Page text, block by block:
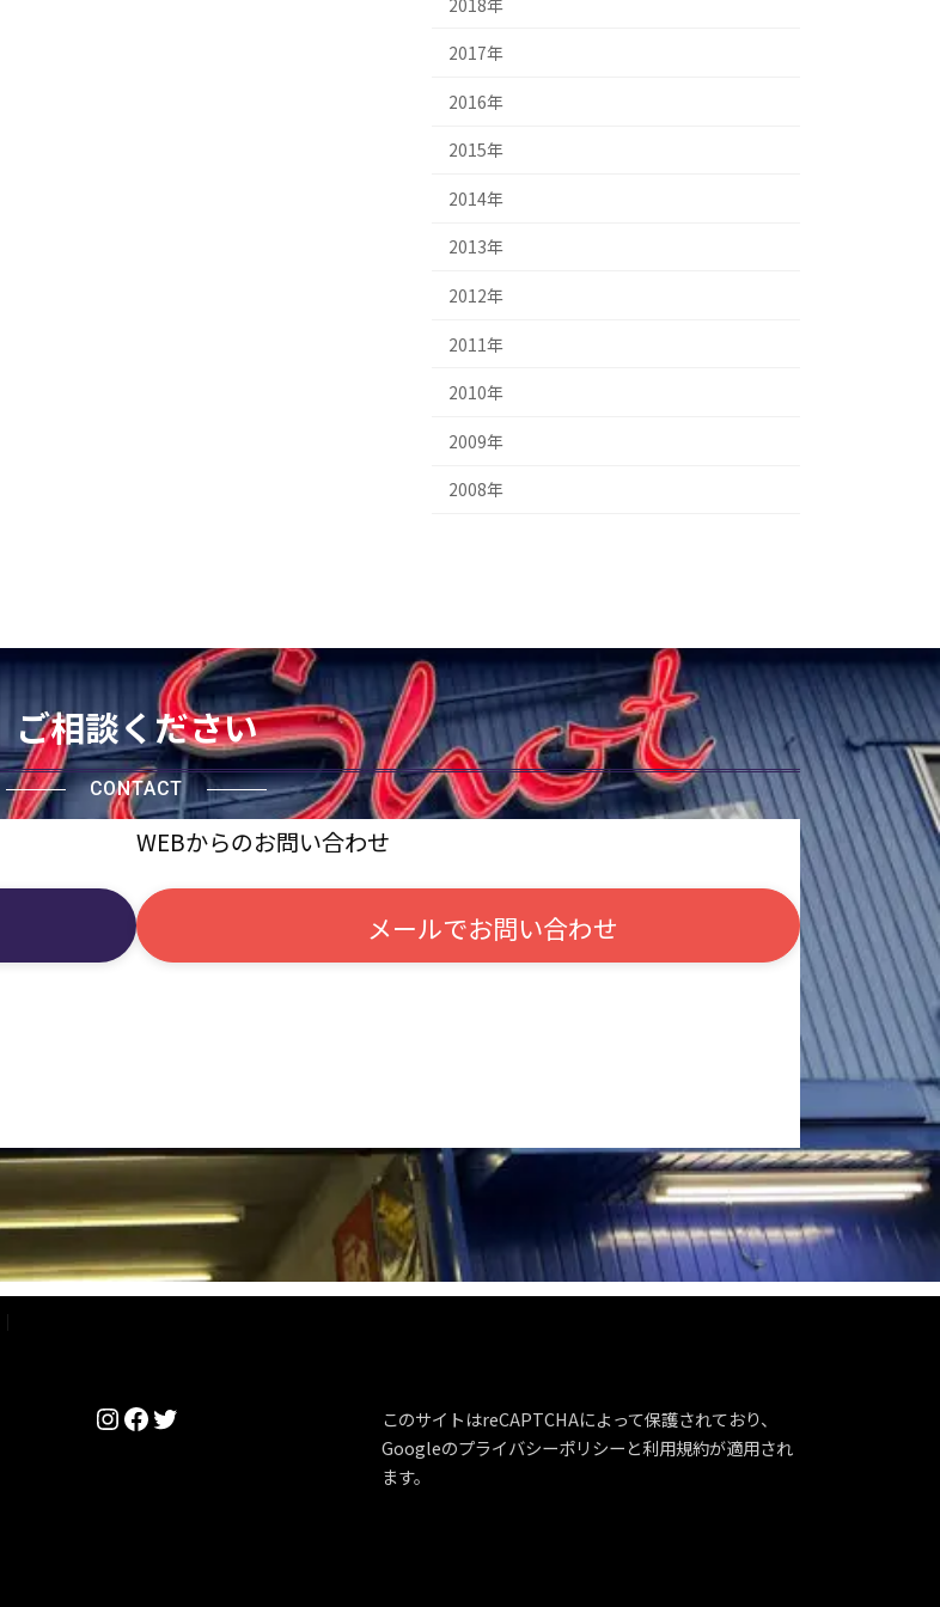
2017年
2016年
2015年
2014年
2013年
2012年
2011年
2010年
2009年
2008年
ご相談ください
CONTACT
WEBからのお問い合わせ
メールでお問い合わせ
Instagram
Facebook
Twitter
このサイトはreCAPTCHAによって保護されており、
Googleのプライバシーポリシーと利用規約が適用され
ます。